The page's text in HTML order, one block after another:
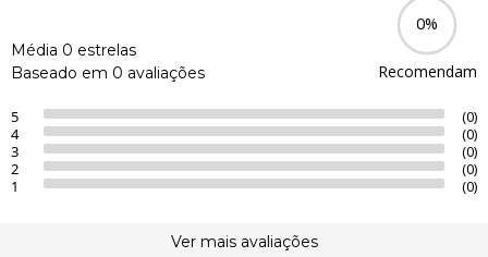
Média 0 estrelas
Baseado em 0 avaliações
0%
Recomendam
5
(0)
4
(0)
3
(0)
2
(0)
1
(0)
Ver mais avaliações